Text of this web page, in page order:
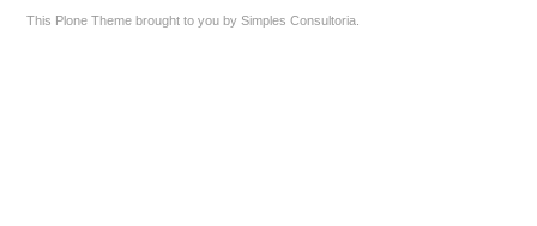
This Plone Theme brought to you by Simples Consultoria